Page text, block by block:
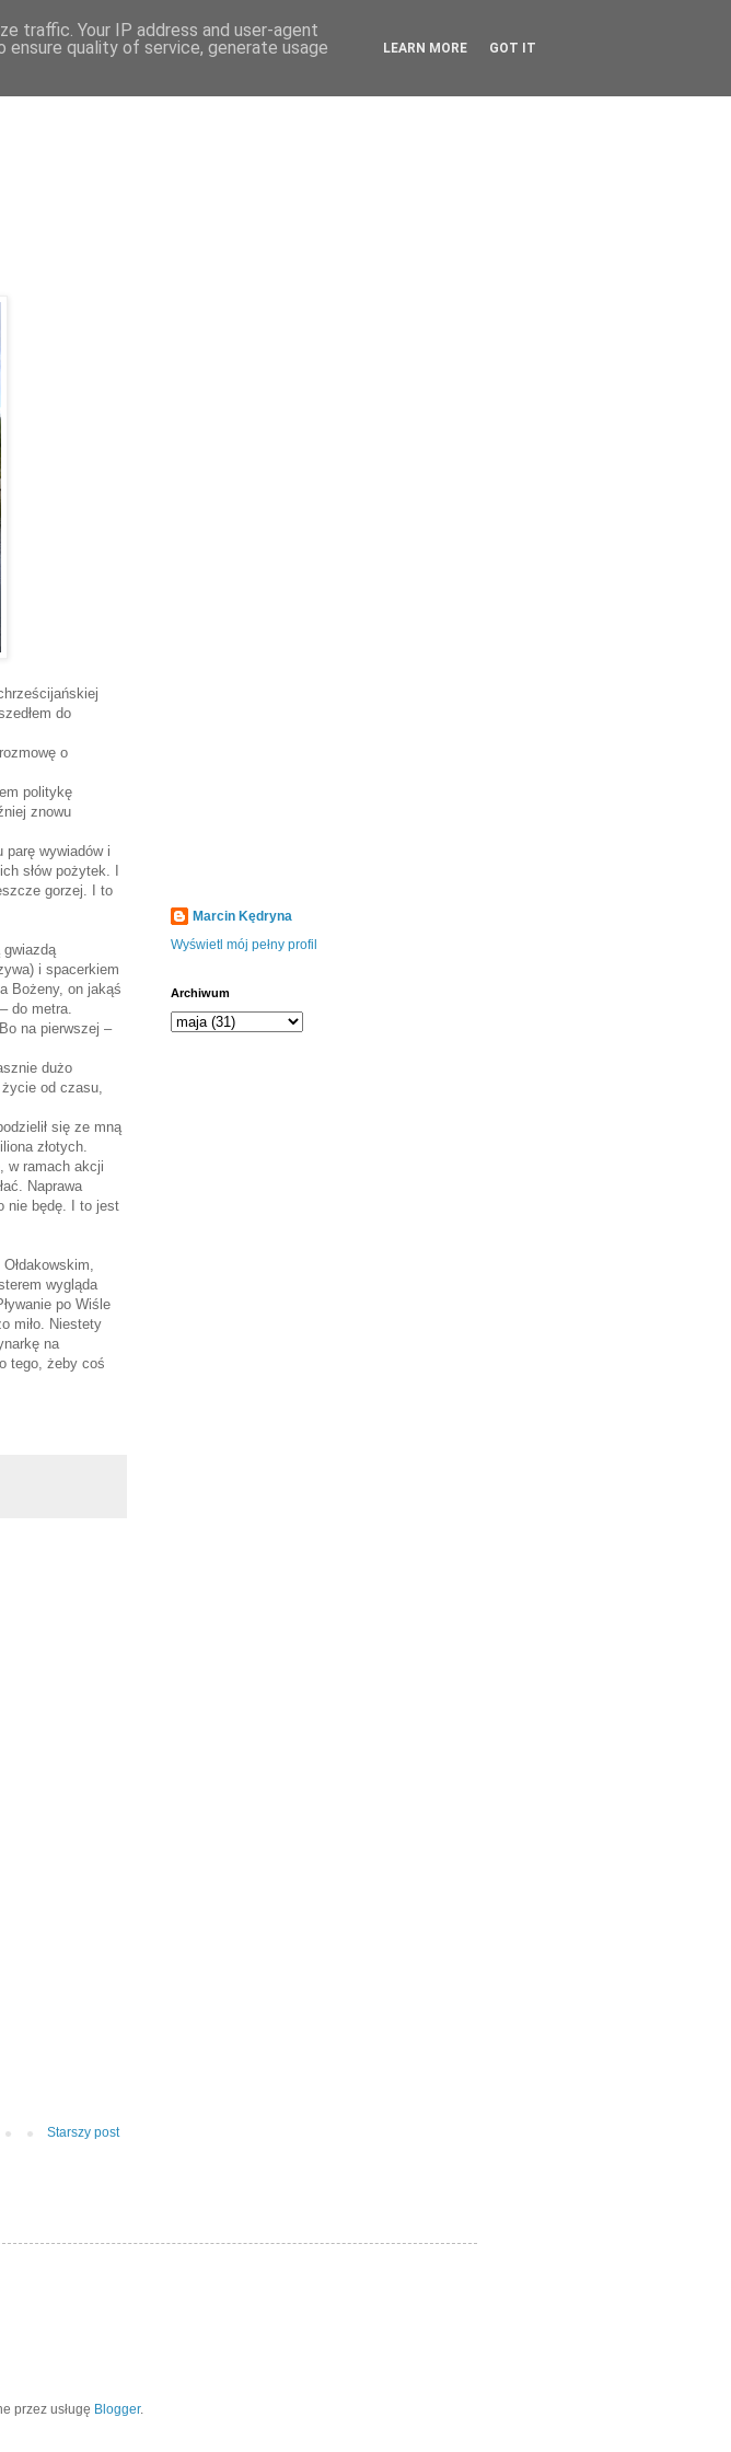
do
o
politykę
znowu
parę wywiadów i
słów pożytek. I
gorzej. I to
i spacerkiem
Bożeny, on jakąś
do metra.
na pierwszej –
dużo
od czasu,
się ze mną
złotych.
w ramach akcji
Naprawa
nie będę. I to jest
wygląda
po Wiśle
miło. Niestety
na
tego, żeby coś
Starszy post
Marcin Kędryna
Wyświetl mój pełny profil
Archiwum
przez usługę Blogger.
traffic. Your IP address and user-agent
quality of service, generate usage
LEARN MORE GOT IT